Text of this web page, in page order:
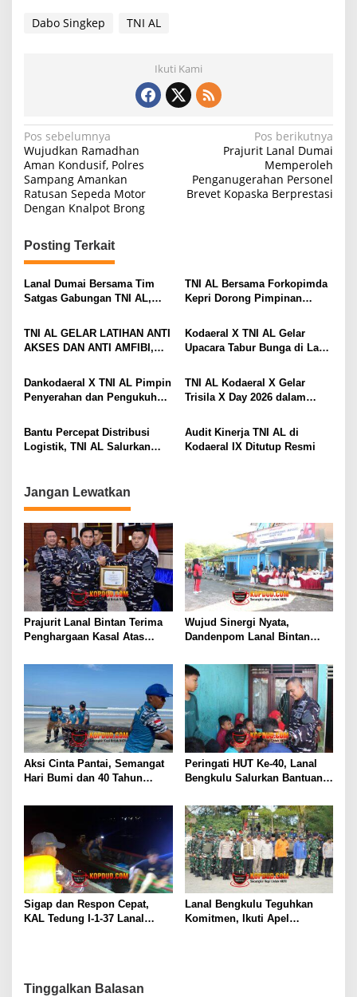
Dabo Singkep TNI AL
Ikuti Kami
N
a
v
i
a
s
i
o
Pos sebelumnya
Wujudkan Ramadhan
Aman Kondusif, Polres
Sampang Amankan
Ratusan Sepeda Motor
Dengan Knalpot Brong
Pos berikutnya
Prajurit Lanal Dumai
Memperoleh
Penganugerahan Personel
Brevet Kopaska Berprestasi
Posting Terkait
Lanal Dumai Bersama Tim
Satgas Gabungan TNI AL,
Penyelundupan 200 Ton
Arang Bakau di Perairan
TNI AL Bersama Forkopimda
Kepri Dorong Pimpinan
Pembayaran Zakat
TNI AL GELAR LATIHAN ANTI
AKSES DAN ANTI AMFIBI,
TANGKAPAN TIMAH DAN
LOGAM TANAH JARANG
SENILAI RP 173,6 MILYAR
Kodaeral X TNI AL Gelar
Upacara Tabur Bunga di Laut
Samudera 2026
Dankodaeral X TNI AL Pimpin
Penyerahan dan Pengukuhan
Lingkungan Kodaeral X
TNI AL Kodaeral X Gelar
Trisila X Day 2026 dalam
Samudera
Bantu Percepat Distribusi
Logistik, TNI AL Salurkan
Aceh
Audit Kinerja TNI AL di
Kodaeral IX Ditutup Resmi
Jangan Lewatkan
Prajurit Lanal Bintan Terima
Penghargaan Kasal Atas
Penyelundupan Narkotika
Wujud Sinergi Nyata,
Dandenpom Lanal Bintan
2026 di Tanjungpinang
Aksi Cinta Pantai, Semangat
Hari Bumi dan 40 Tahun
Peringati HUT Ke-40, Lanal
Bengkulu Salurkan Bantuan
Sigap dan Respon Cepat,
KAL Tedung I-1-37 Lanal
Lanal Bengkulu Teguhkan
Komitmen, Ikuti Apel
Tinggalkan Balasan